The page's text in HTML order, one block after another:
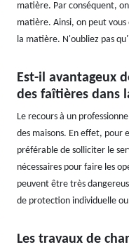
matière. Par conséquent,
matière. Ainsi, on peut
la matière. N'oubliez pas
Est-il avantageux
des faîtières dans
Le recours à un
des maisons. En effet, pour
préférable de solliciter le
nécessaires pour faire les
peuvent être très
de protection individuelle ou
Les travaux de